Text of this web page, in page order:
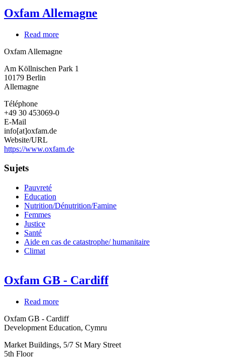
Oxfam Allemagne
Read more
Allemagne
Oxfam Allemagne
Am Köllnischen Park 1
10179 Berlin
Allemagne
Téléphone
+49 30 453069-0
E-Mail
info[at]oxfam.de
Website/URL
https://www.oxfam.de
Sujets
Pauvreté
Education
Nutrition/Dénutrition/Famine
Femmes
Justice
Santé
Aide en cas de catastrophe/ humanitaire
Climat
Oxfam GB - Cardiff
Read more
GB
-
Oxfam GB - Cardiff
Development Education, Cymru
Market Buildings, 5/7 St Mary Street
5th Floor